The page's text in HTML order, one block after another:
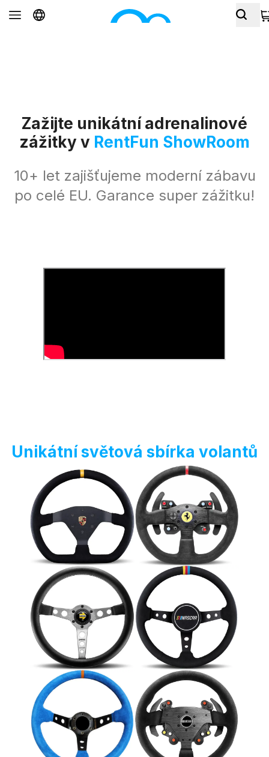
Zažijte unikátní adrenalinové
zážitky v RentFun ShowRoom
10+ let zajišťujeme moderní zábavu
po celé EU. Garance super zážitku!
Unikátní světová sbírka volantů